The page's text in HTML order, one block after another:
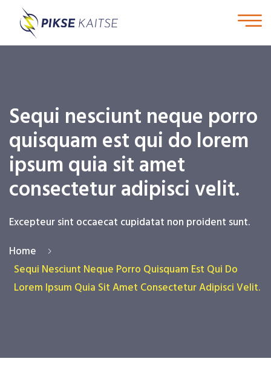
Sequi nesciunt neque porro
quisquam est qui do lorem
ipsum quia sit amet
consectetur adipisci velit.
Excepteur sint occaecat cupidatat non proident sunt.
Home
Sequi Nesciunt Neque Porro Quisquam Est Qui Do
Lorem Ipsum Quia Sit Amet Consectetur Adipisci Velit.